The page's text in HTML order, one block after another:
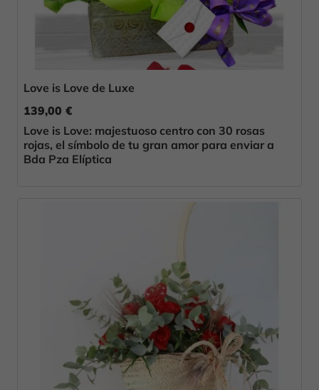
Love is Love de Luxe
139,00 €
Love is Love: majestuoso centro con 30 rosas
rojas, el símbolo de tu gran amor para enviar a
Bda Pza Elíptica